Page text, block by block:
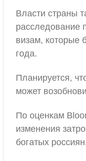
Власти страны
расследование
визам, которые
года.
Планируется,
может
По оценкам
изменения
богатых